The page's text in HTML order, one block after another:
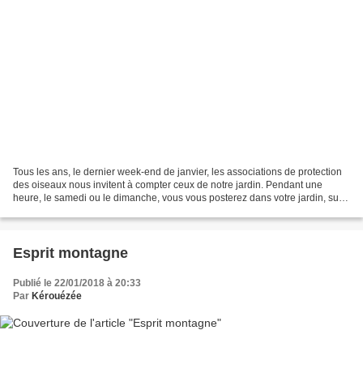
Tous les ans, le dernier week-end de janvier, les associations de protection
des oiseaux nous invitent à compter ceux de notre jardin. Pendant une
heure, le samedi ou le dimanche, vous vous posterez dans votre jardin, sur
Esprit montagne
Publié le 22/01/2018 à 20:33
Par Kérouézée